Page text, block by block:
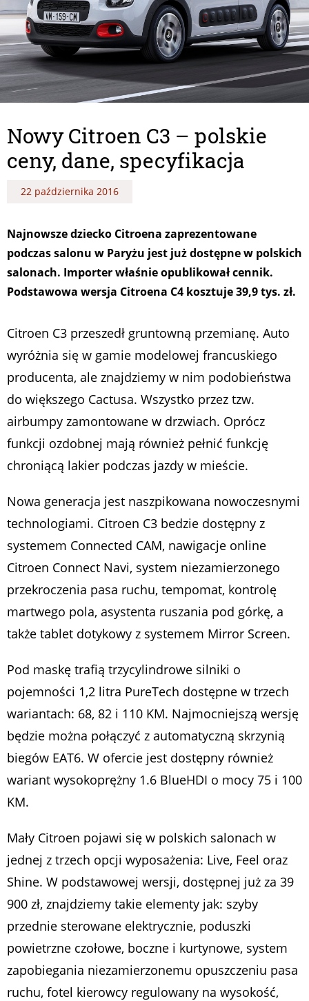
Nowy Citroen C3 – polskie
ceny, dane, specyfikacja
22 października 2016
Najnowsze dziecko Citroena zaprezentowane
podczas salonu w Paryżu jest już dostępne w polskich
salonach. Importer właśnie opublikował cennik.
Podstawowa wersja Citroena C4 kosztuje 39,9 tys. zł.
Citroen C3 przeszedł gruntowną przemianę. Auto
wyróżnia się w gamie modelowej francuskiego
producenta, ale znajdziemy w nim podobieństwa
do większego Cactusa. Wszystko przez tzw.
airbumpy zamontowane w drzwiach. Oprócz
funkcji ozdobnej mają również pełnić funkcję
chroniącą lakier podczas jazdy w mieście.
Nowa generacja jest naszpikowana nowoczesnymi
technologiami. Citroen C3 bedzie dostępny z
systemem Connected CAM, nawigacje online
Citroen Connect Navi, system niezamierzonego
przekroczenia pasa ruchu, tempomat, kontrolę
martwego pola, asystenta ruszania pod górkę, a
także tablet dotykowy z systemem Mirror Screen.
Pod maskę trafią trzycylindrowe silniki o
pojemności 1,2 litra PureTech dostępne w trzech
wariantach: 68, 82 i 110 KM. Najmocniejszą wersję
będzie można połączyć z automatyczną skrzynią
biegów EAT6. W ofercie jest dostępny również
wariant wysokoprężny 1.6 BlueHDI o mocy 75 i 100
KM.
Mały Citroen pojawi się w polskich salonach w
jednej z trzech opcji wyposażenia: Live, Feel oraz
Shine. W podstawowej wersji, dostępnej już za 39
900 zł, znajdziemy takie elementy jak: szyby
przednie sterowane elektrycznie, poduszki
powietrzne czołowe, boczne i kurtynowe, system
zapobiegania niezamierzonemu opuszczeniu pasa
ruchu, fotel kierowcy regulowany na wysokość,